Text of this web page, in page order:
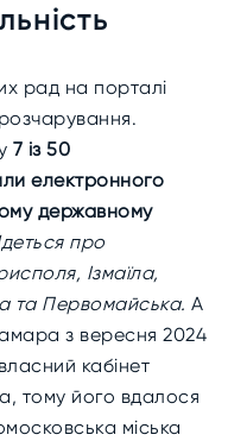
рад на порталі
7 із 50
електронного
державному
про
Ізмаїла,
та Первомайська.А
з вересня 2024
кабінет
тому його вдалося
міська